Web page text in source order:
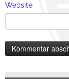
Website